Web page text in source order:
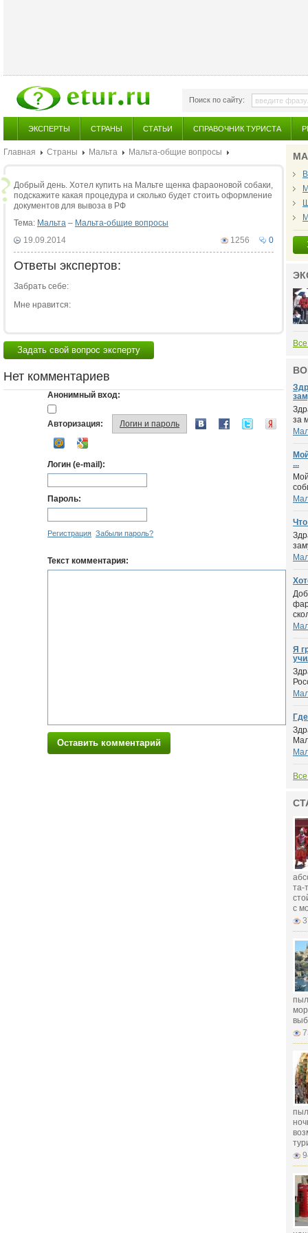
Поиск по сайту:
ЭКСПЕРТЫ СТРАНЫ СТАТЬИ СПРАВОЧНИК ТУРИСТА
Главная Страны Мальта Мальта-общие вопросы
Добрый день. Хотел купить на Мальте щенка фараоновой собаки,
подскажите какая процедура и сколько будет стоить оформление
документов для вывоза в РФ
Тема: Мальта – Мальта-общие вопросы
0
1256
19.09.2014
Ответы экспертов:
Забрать себе:
Мне нравится:
Задать свой вопрос эксперту
Нет комментариев
Анонимный вход:
Авторизация: Логин и пароль
Логин (e-mail):
Пароль:
Регистрация Забыли пароль?
Текст комментария:
Оставить комментарий
за
...
Я
та-
с